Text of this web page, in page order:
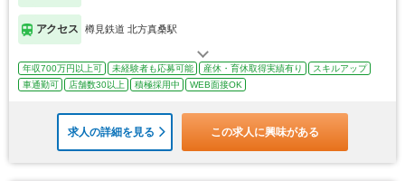
アクセス 樽見鉄道 北方真桑駅
年収700万円以上可 未経験者も応募可能 産休・育休取得実績有り
スキルアップ
車通勤可
店舗数30以上 積極採用中 WEB面接OK
求人の詳細を見る この求人に興味がある